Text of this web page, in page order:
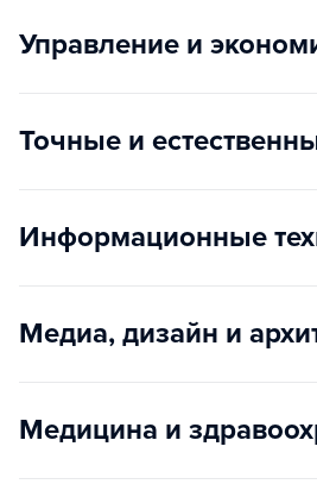
Управление и
Точные и
Информационные
Медиа, дизайн и
Медицина и